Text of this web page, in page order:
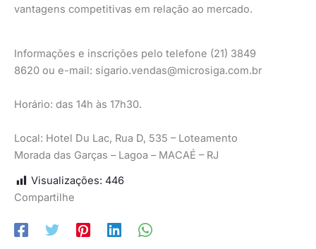
vantagens competitivas em relação ao mercado.
Informações e inscrições pelo telefone (21) 3849
8620 ou e-mail: sigario.vendas@microsiga.com.br
Horário: das 14h às 17h30.
Local: Hotel Du Lac, Rua D, 535 – Loteamento
Morada das Garças – Lagoa – MACAÉ – RJ
Visualizações: 446
Compartilhe